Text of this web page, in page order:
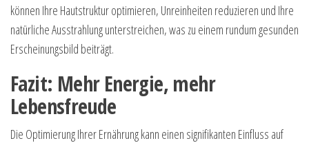
können Ihre Hautstruktur optimieren, Unreinheiten reduzieren und Ihre
natürliche Ausstrahlung unterstreichen, was zu einem rundum gesunden
Erscheinungsbild beiträgt.
Fazit: Mehr Energie, mehr
Lebensfreude
Die Optimierung Ihrer Ernährung kann einen signifikanten Einfluss auf